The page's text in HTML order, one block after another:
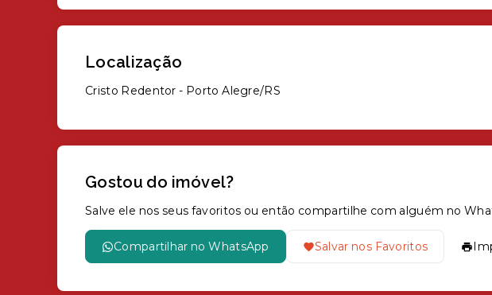
Localização
Cristo Redentor - Porto Alegre/RS
Gostou do imóvel?
Salve ele nos seus favoritos ou então compartilhe com alguém no
Compartilhar no WhatsApp Salvar nos Favoritos